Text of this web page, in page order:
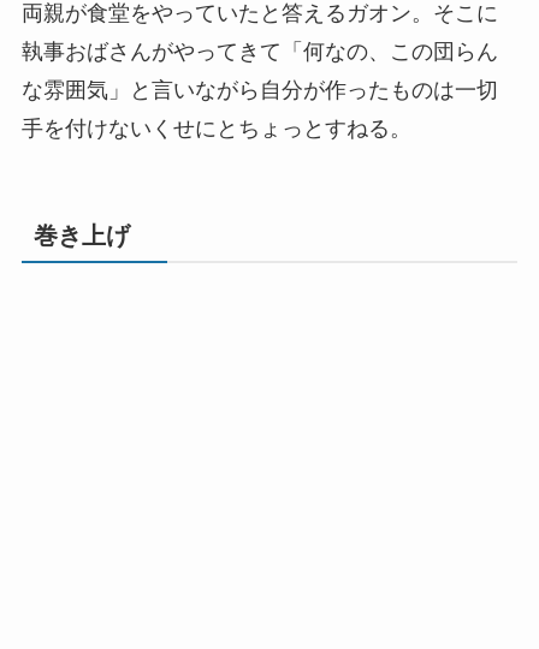
両親が食堂をやっていたと答えるガオン。そこに
執事おばさんがやってきて「何なの、この団らん
な雰囲気」と言いながら自分が作ったものは一切
手を付けないくせにとちょっとすねる。
巻き上げ